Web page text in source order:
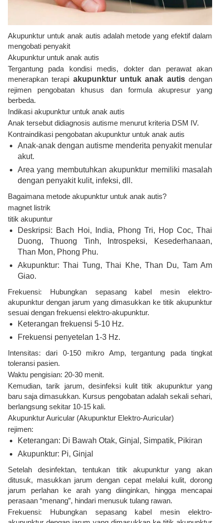
Akupunktur untuk anak autis adalah metode yang efektif dalam
mengobati penyakit
Akupunktur untuk anak autis
Tergantung pada kondisi medis, dokter dan perawat akan
menerapkan terapi akupunktur untuk anak autisdengan
rejimen pengobatan khusus dan formula akupresur yang
berbeda.
Indikasi akupunktur untuk anak autis
Anak tersebut didiagnosis autisme menurut kriteria DSM IV.
Kontraindikasi pengobatan akupunktur untuk anak autis
Anak-anak dengan autisme menderita penyakit menular
akut.
Area yang membutuhkan akupunktur memiliki masalah
dengan penyakit kulit, infeksi, dll.
Bagaimana metode akupunktur untuk anak autis?
magnet listrik
titik akupuntur
Deskripsi: Bach Hoi, India, Phong Tri, Hop Coc, Thai
Duong, Thuong Tinh, Introspeksi, Kesederhanaan,
Than Mon, Phong Phu.
Akupunktur: Thai Tung, Thai Khe, Than Du, Tam Am
Giao.
Frekuensi: Hubungkan sepasang kabel mesin elektro-
akupunktur dengan jarum yang dimasukkan ke titik akupunktur
sesuai dengan frekuensi elektro-akupunktur.
Keterangan frekuensi 5-10 Hz.
Frekuensi penyetelan 1-3 Hz.
Intensitas: dari 0-150 mikro Amp, tergantung pada tingkat
toleransi pasien.
Waktu pengisian: 20-30 menit.
Kemudian, tarik jarum, desinfeksi kulit titik akupunktur yang
baru saja dimasukkan. Kursus pengobatan adalah sekali sehari,
berlangsung sekitar 10-15 kali.
Akupunktur Auricular (Akupunktur Elektro-Auricular)
rejimen:
Keterangan: Di Bawah Otak, Ginjal, Simpatik, Pikiran
Akupunktur: Pi, Ginjal
Setelah desinfektan, tentukan titik akupunktur yang akan
ditusuk, masukkan jarum dengan cepat melalui kulit, dorong
jarum perlahan ke arah yang diinginkan, hingga mencapai
perasaan “menang”, hindari menusuk tulang rawan.
Frekuensi: Hubungkan sepasang kabel mesin elektro-